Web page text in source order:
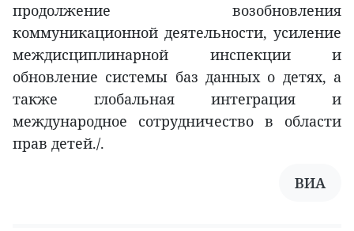
продолжение возобновления
коммуникационной деятельности, усиление
междисциплинарной инспекции и
обновление системы баз данных о детях, а
также глобальная интеграция и
международное сотрудничество в области
прав детей./.
ВИА